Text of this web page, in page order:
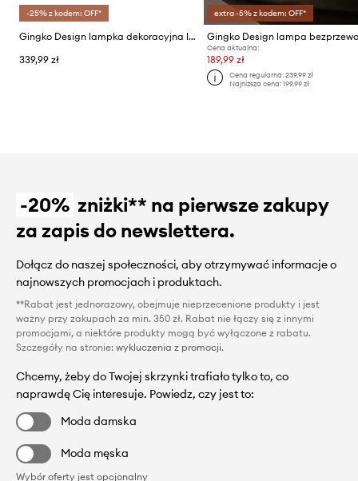
-25% z kodem: OFF*
Gingko Design lampka dekoracyjna led AstraGlass Light L/12 x 12 x 13 cm
339,99 zł
extra -5% z kodem: OFF*
Cena aktualna:
189,99 zł
Cena regularna: 239,99 zł
Najniższa cena: 199,99 zł
-20% zniżki** na pierwsze zakupy
za zapis do newslettera.
Dołącz do naszej społeczności, aby otrzymywać informacje o
najnowszych promocjach i produktach.
**Rabat jest jednorazowy, obejmuje nieprzecenione produkty i jest
ważny przy zakupach za min. 350 zł. Rabat nie łączy się z innymi
promocjami, a niektóre produkty mogą być wyłączone z rabatu.
Szczegóły na stronie: wykluczenia z promocji.
Chcemy, żeby do Twojej skrzynki trafiało tylko to, co
naprawdę Cię interesuje. Powiedz, czy jest to:
Moda damska
Moda męska
Wybór oferty jest opcjonalny